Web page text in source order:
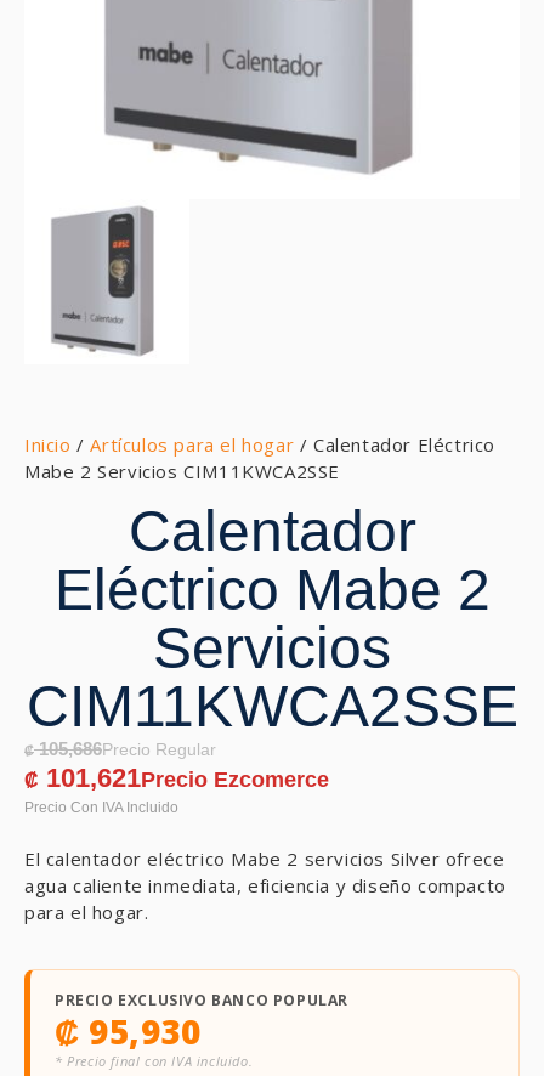
Inicio /Artículos para el hogar / Calentador Eléctrico
Mabe 2 Servicios CIM11KWCA2SSE
Calentador
Eléctrico Mabe 2
Servicios
CIM11KWCA2SSE
₡105,686
₡ 101,621
El calentador eléctrico Mabe 2 servicios Silver ofrece
agua caliente inmediata, eficiencia y diseño compacto
para el hogar.
PRECIO EXCLUSIVO BANCO POPULAR
₡ 95,930
* Precio final con IVA incluido.